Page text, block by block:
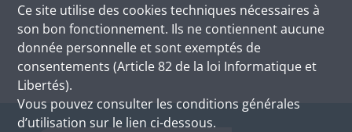
Ce site utilise des cookies techniques nécessaires à
son bon fonctionnement. Ils ne contiennent aucune
donnée personnelle et sont exemptés de
consentements (Article 82 de la loi Informatique et
Libertés).
Vous pouvez consulter les conditions générales
d’utilisation sur le lien ci-dessous.